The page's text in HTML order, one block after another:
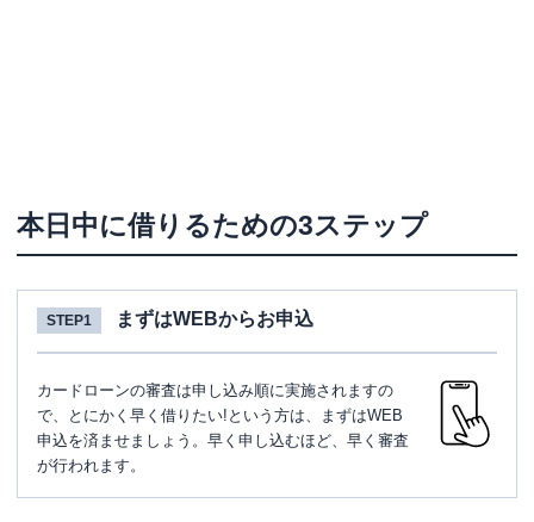
本日中に借りるための3ステップ
STEP1 まずはWEBからお申込
カードローンの審査は申し込み順に実施されますの
で、とにかく早く借りたい!という方は、まずはWEB
申込を済ませましょう。早く申し込むほど、早く審査
が行われます。